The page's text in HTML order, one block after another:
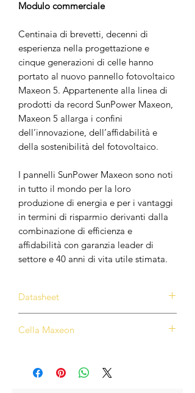
Modulo commerciale
Centinaia di brevetti, decenni di
esperienza nella progettazione e
cinque generazioni di celle hanno
portato al nuovo pannello fotovoltaico
Maxeon 5. Appartenente alla linea di
prodotti da record SunPower Maxeon,
Maxeon 5 allarga i confini
dell’innovazione, dell’affidabilità e
della sostenibilità del fotovoltaico.
I pannelli SunPower Maxeon sono noti
in tutto il mondo per la loro
produzione di energia e per i vantaggi
in termini di risparmio derivanti dalla
combinazione di efficienza e
affidabilità con garanzia leader di
settore e 40 anni di vita utile stimata.
Datasheet
Cella Maxeon
3,5 miliardi di celle spedite